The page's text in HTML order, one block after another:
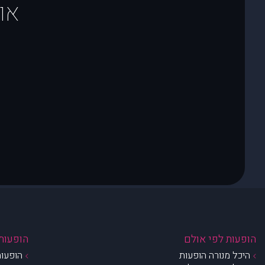
הופעות לפי אולם
היכל מנורה הופעות